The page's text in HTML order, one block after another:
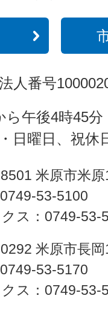
人番号
ら午後4時45分
・日曜日、祝
米原市米
53-5100
ス：0749-53-
米原市長
53-5170
ス：0749-53-